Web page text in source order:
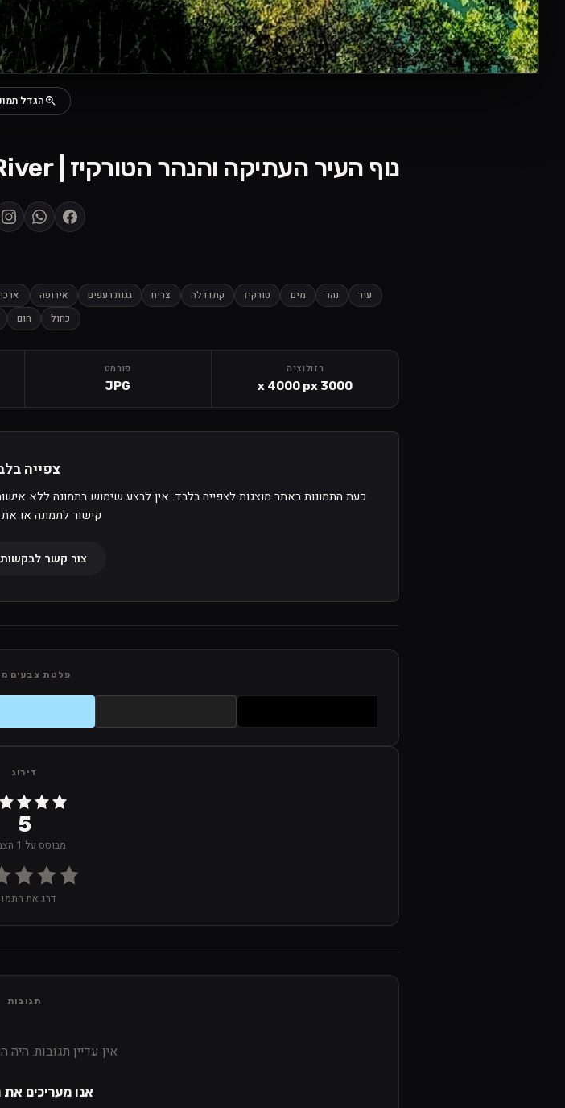
הגדל
נוף העיר העתיקה והנהר הטורקיז | Old City View and Turquoise River
עיר נהר מים טורקיז קתדרלה צריח גגות רעפים אירופה
כחול
חום
רזולוציה
3000 x 4000 px
פורמט
JPG
צפייה
כעת התמונות באתר מוצגות לצפייה בלבד. אין לבצע שימוש בתמונה ללא
קישור לתמונה או
צור קשר
פלטת צבעים
דירוג
5
מבוסס על 1 הצבעות
דרג את
תגובות
אין עדיין תגובות. היה
אנו מעריכים